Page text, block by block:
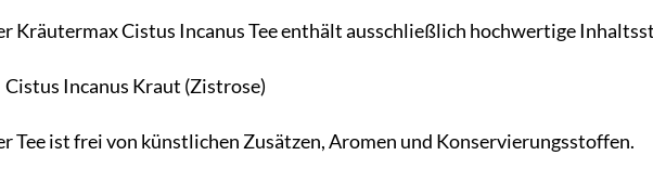
Kräutermax Cistus Incanus Tee enthält ausschließlich hochwertige
Cistus Incanus Kraut (Zistrose)
Tee ist frei von künstlichen Zusätzen, Aromen und Konservierungsstoffen.